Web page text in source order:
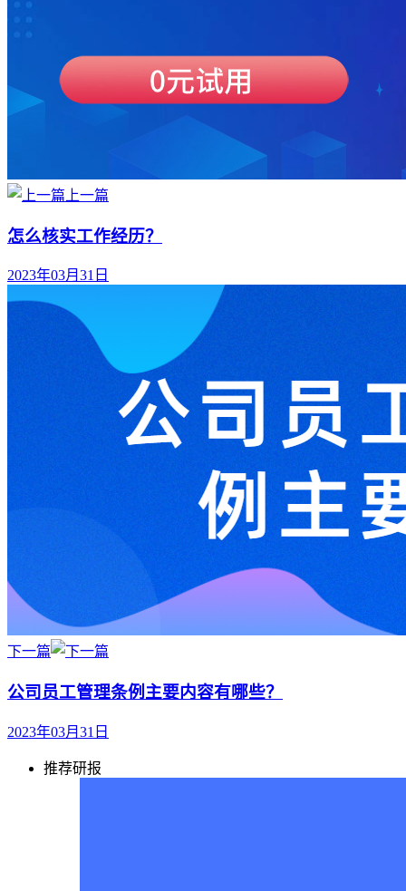
上一篇
怎么核实工作经历？
2023年03月31日
下一篇
公司员工管理条例主要内容有哪些？
2023年03月31日
推荐研报